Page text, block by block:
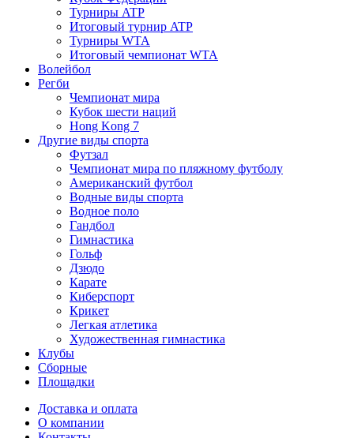
Турниры ATP
Итоговый турнир ATP
Турниры WTA
Итоговый чемпионат WTA
Волейбол
Регби
Чемпионат мира
Кубок шести наций
Hong Kong 7
Другие виды спорта
Футзал
Чемпионат мира по пляжному футболу
Американский футбол
Водные виды спорта
Водное поло
Гандбол
Гимнастика
Гольф
Дзюдо
Карате
Киберспорт
Крикет
Легкая атлетика
Художественная гимнастика
Клубы
Сборные
Площадки
Доставка и оплата
О компании